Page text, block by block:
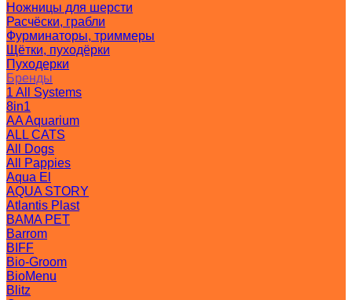
Ножницы для шерсти
Расчёски, грабли
Фурминаторы, триммеры
Щётки, пуходёрки
Пуходерки
Бренды
1 All Systems
8in1
AA Aquarium
ALL CATS
All Dogs
All Pappies
Aqua El
AQUA STORY
Atlantis Plast
BAMA PET
Barrom
BIFF
Bio-Groom
BioMenu
Blitz